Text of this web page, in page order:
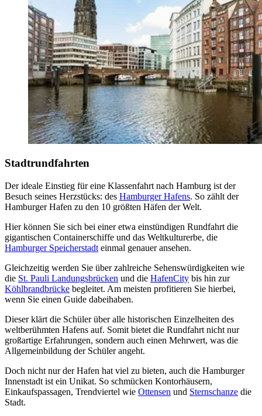
Stadtrundfahrten
Der ideale Einstieg für eine Klassenfahrt nach Hamburg ist der
Besuch seines Herzstücks: des Hamburger Hafens. So zählt der
Hamburger Hafen zu den 10 größten Häfen der Welt.
Hier können Sie sich bei einer etwa einstündigen Rundfahrt die
gigantischen Containerschiffe und das Weltkulturerbe, die
Hamburger Speicherstadt einmal genauer ansehen.
Gleichzeitig werden Sie über zahlreiche Sehenswürdigkeiten wie
die St. Pauli Landungsbrücken und die HafenCity bis hin zur
Köhlbrandbrücke begleitet. Am meisten profitieren Sie hierbei,
wenn Sie einen Guide dabeihaben.
Dieser klärt die Schüler über alle historischen Einzelheiten des
weltberühmten Hafens auf. Somit bietet die Rundfahrt nicht nur
großartige Erfahrungen, sondern auch einen Mehrwert, was die
Allgemeinbildung der Schüler angeht.
Doch nicht nur der Hafen hat viel zu bieten, auch die Hamburger
Innenstadt ist ein Unikat. So schmücken Kontorhäusern,
Einkaufspassagen, Trendviertel wie Ottensen und Sternschanze die
Stadt.